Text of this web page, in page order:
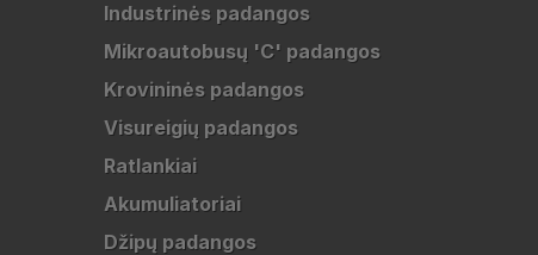
Industrinės padangos
Mikroautobusų 'C' padangos
Krovininės padangos
Visureigių padangos
Ratlankiai
Akumuliatoriai
Džipų padangos